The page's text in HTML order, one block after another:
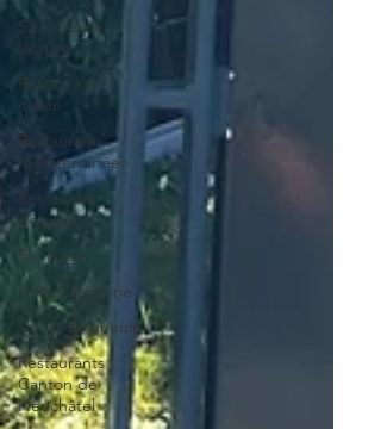
Savoureuse
lecture
Restaurant
italien
Restaurant
méditerranéen
Restaurant
péruvien
Sondage
Hors Catégorie
Coup de gueule
Restaurants
Canton de
Neuchâtel